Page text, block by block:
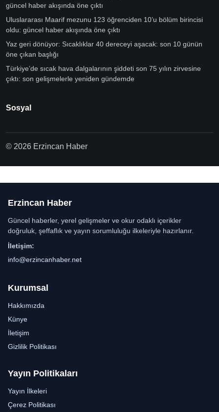
güncel haber akışında öne çıktı
Uluslararası Maarif mezunu 123 öğrenciden 10’u bölüm birincisi
oldu: güncel haber akışında öne çıktı
Yaz geri dönüyor: Sıcaklıklar 40 dereceyi aşacak: son 10 günün
öne çıkan başlığı
Türkiye’de sıcak hava dalgalarının şiddeti son 75 yılın zirvesine
çıktı: son gelişmelerle yeniden gündemde
Sosyal
© 2026 Erzincan Haber
Erzincan Haber
Güncel haberler, yerel gelişmeler ve okur odaklı içerikler
doğruluk, şeffaflık ve yayın sorumluluğu ilkeleriyle hazırlanır.
İletişim:
info@erzincanhaber.net
Kurumsal
Hakkımızda
Künye
İletişim
Gizlilik Politikası
Yayın Politikaları
Yayın İlkeleri
Çerez Politikası